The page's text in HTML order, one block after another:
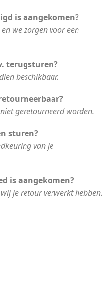
is aangekomen?
we zorgen voor een
terugsturen?
beschikbaar.
geretourneerd worden.
sturen?
van je
is aangekomen?
je retour verwerkt hebben.